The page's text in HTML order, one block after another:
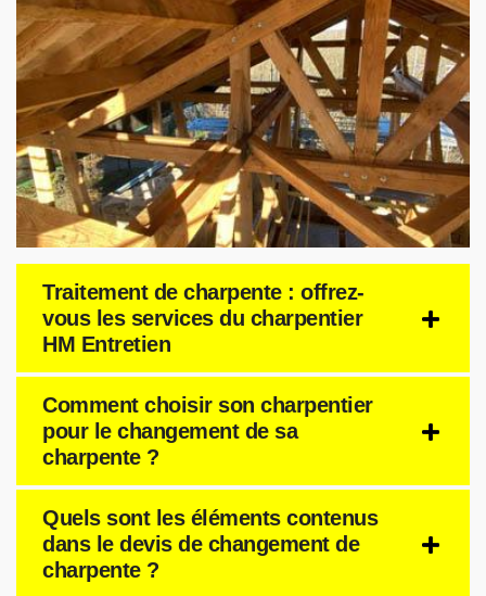
Traitement de charpente : offrez-
vous les services du charpentier
HM Entretien
Comment choisir son charpentier
pour le changement de sa
charpente ?
Quels sont les éléments contenus
dans le devis de changement de
charpente ?